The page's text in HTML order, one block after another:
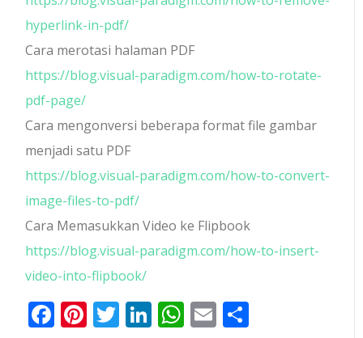
hyperlink-in-pdf/
Cara merotasi halaman PDF
https://blog.visual-paradigm.com/how-to-rotate-
pdf-page/
Cara mengonversi beberapa format file gambar
menjadi satu PDF
https://blog.visual-paradigm.com/how-to-convert-
image-files-to-pdf/
Cara Memasukkan Video ke Flipbook
https://blog.visual-paradigm.com/how-to-insert-
video-into-flipbook/
Facebook
Pinterest
Twitter
LinkedIn
WhatsApp
Email